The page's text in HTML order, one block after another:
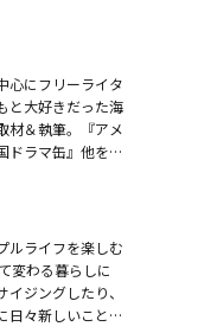
心にフリーライタ
と大好きだった海
材＆執筆。『アメ
ドラマ缶』他を上
ルライフを楽しむ
変わる暮らしに
ジングしたり、
日々新しいことに